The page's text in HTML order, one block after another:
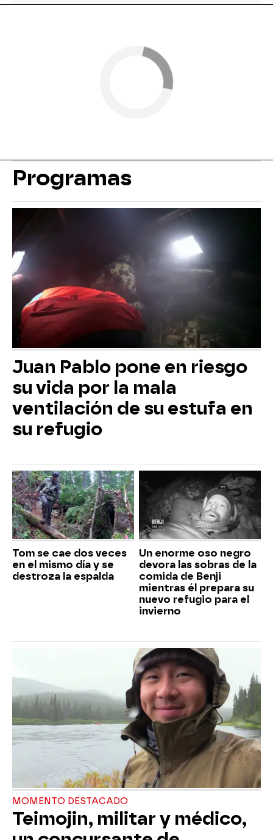
Programas
Juan Pablo pone en riesgo
su vida por la mala
ventilación de su estufa en
su refugio
Tom se cae dos veces
en el mismo día y se
destroza la espalda
Un enorme oso negro
devora las sobras de la
comida de Benji
mientras él prepara su
nuevo refugio para el
invierno
MOMENTO DESTACADO
Teimojin, militar y médico,